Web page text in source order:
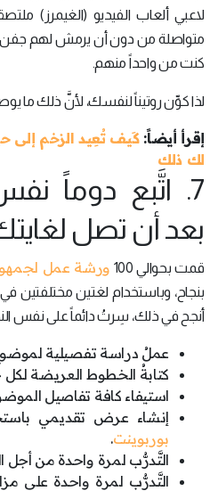
متواصلة من دون أن يرمش لهم جفن.
كنت من واحداً منهم.
لذا كوِّن روتيناً لنفسك، لأنَّ ذلك ما
إقرأ أيضاً:
لك ذلك
7. اتَّبع دوماً
بعد أن تصل
قمت بحوالي 100 ورشة عمل
أنجح في ذلك، سِرتُ دائماً على نفس
عملُ دراسة تفصيلية
كتابةُ الخطوط العريضة
استيفاء كافة تفاصيل
إنشاء عرض تقديمي
بوربوينت.
التَّدرُّب لمرة واحدة من
التَّدرُّب لمرة واحدة على